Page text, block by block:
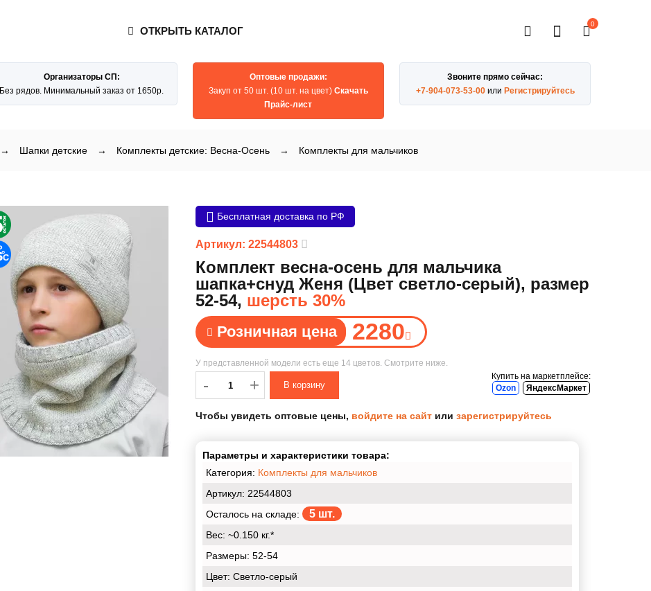
0
ОТКРЫТЬ КАТАЛОГ
Организаторы СП:
Без рядов. Минимальный заказ от 1650р.
Оптовые продажи:
Закуп от 50 шт. (10 шт. на цвет) Скачать
Прайс-лист
Звоните прямо сейчас:
+7-904-073-53-00или Регистрируйтесь
→ Шапки детские → Комплекты детские: Весна-Осень → Комплекты для мальчиков
Бесплатная доставка по РФ
Артикул: 22544803
Комплект весна-осень для мальчика
шапка+снуд Женя (Цвет светло-серый), размер
52-54, шерсть 30%
Розничная цена 2280
У представленной модели есть еще 14 цветов. Смотрите ниже.
-
- +
Купить на маркетплейсе:
Ozon
ЯндексМаркет
Чтобы увидеть оптовые цены, войдите на сайт или зарегистрируйтесь
Параметры и характеристики товара:
Категория: Комплекты для мальчиков
Артикул: 22544803
Осталось на складе:
5 шт.
Вес: ~0.150 кг.*
Размеры: 52-54
Цвет: Светло-серый